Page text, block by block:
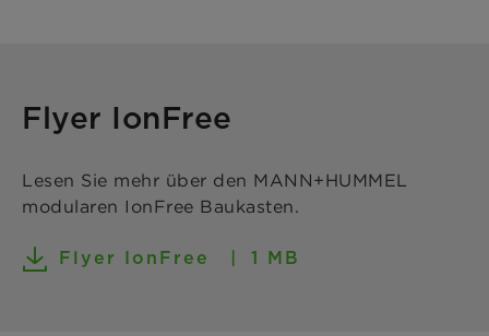
Flyer IonFree
Lesen Sie mehr über den MANN+HUMMEL
modularen IonFree Baukasten.
Flyer IonFree 1 MB